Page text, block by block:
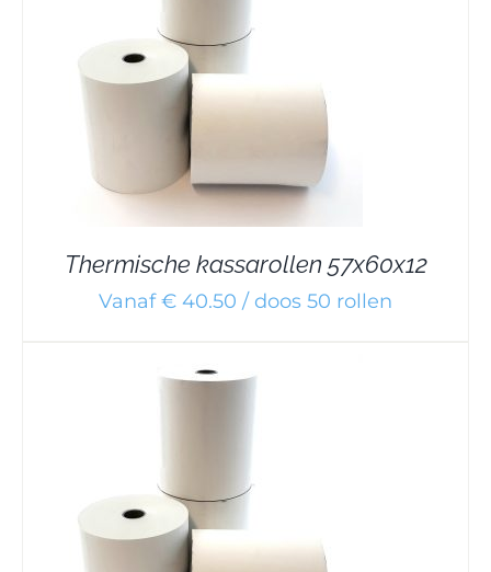
Thermische kassarollen 57x60x12
Vanaf € 40.50 / doos 50 rollen